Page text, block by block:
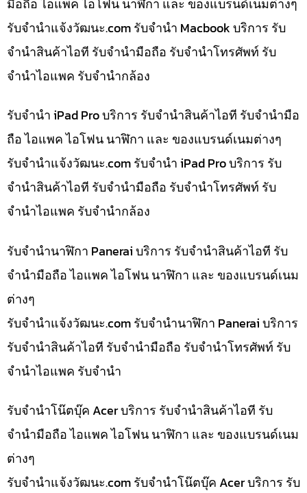
มือถือ ไอแพค ไอโฟน นาฬิกา และ ของแบรนด์เนมต่างๆ
รับจํานําแจ้งวัฒนะ.com รับจำนำ Macbook บริการ รับ
จำนำสินค้าไอที รับจำนำมือถือ รับจำนำโทรศัพท์ รับ
จำนำไอแพค รับจำนำกล้อง
รับจำนำ iPad Pro บริการ รับจำนำสินค้าไอที รับจำนำมือ
ถือ ไอแพค ไอโฟน นาฬิกา และ ของแบรนด์เนมต่างๆ
รับจํานําแจ้งวัฒนะ.com รับจำนำ iPad Pro บริการ รับ
จำนำสินค้าไอที รับจำนำมือถือ รับจำนำโทรศัพท์ รับ
จำนำไอแพค รับจำนำกล้อง
รับจำนำนาฬิกา Panerai บริการ รับจำนำสินค้าไอที รับ
จำนำมือถือ ไอแพค ไอโฟน นาฬิกา และ ของแบรนด์เนม
ต่างๆ
รับจํานําแจ้งวัฒนะ.com รับจำนำนาฬิกา Panerai บริการ
รับจำนำสินค้าไอที รับจำนำมือถือ รับจำนำโทรศัพท์ รับ
จำนำไอแพค รับจำนำ
รับจำนำโน๊ตบุ๊ค Acer บริการ รับจำนำสินค้าไอที รับ
จำนำมือถือ ไอแพค ไอโฟน นาฬิกา และ ของแบรนด์เนม
ต่างๆ
รับจํานําแจ้งวัฒนะ.com รับจำนำโน๊ตบุ๊ค Acer บริการ รับ